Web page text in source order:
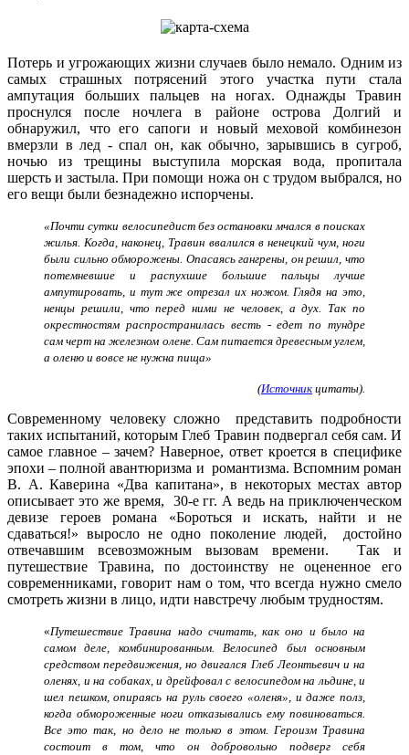
Потерь и угрожающих жизни случаев было немало. Одним из
самых страшных потрясений этого участка пути стала
ампутация больших пальцев на ногах. Однажды Травин
проснулся после ночлега в районе острова Долгий и
обнаружил, что его сапоги и новый меховой комбинезон
вмерзли в лед - спал он, как обычно, зарывшись в сугроб,
ночью из трещины выступила морская вода, пропитала
шерсть и застыла. При помощи ножа он с трудом выбрался, но
его вещи были безнадежно испорчены.
«Почти сутки велосипедист без остановки мчался в поисках
жилья. Когда, наконец, Травин ввалился в ненецкий чум, ноги
были сильно обморожены. Опасаясь гангрены, он решил, что
потемневшие и распухшие большие пальцы лучше
ампутировать, и тут же отрезал их ножом. Глядя на это,
ненцы решили, что перед ними не человек, а дух. Так по
окрестностям распространилась весть - едет по тундре
сам черт на железном олене. Сам питается древесным углем,
а оленю и вовсе не нужна пища»
(Источник цитаты).
Современному человеку сложно представить подробности
таких испытаний, которым Глеб Травин подвергал себя сам. И
самое главное – зачем? Наверное, ответ кроется в специфике
эпохи – полной авантюризма и романтизма. Вспомним роман
В. А. Каверина «Два капитана», в некоторых местах автор
описывает это же время, 30-е гг. А ведь на приключенческом
девизе героев романа «Бороться и искать, найти и не
сдаваться!» выросло не одно поколение людей, достойно
отвечавшим всевозможным вызовам времени. Так и
путешествие Травина, по достоинству не оцененное его
современниками, говорит нам о том, что всегда нужно смело
смотреть жизни в лицо, идти навстречу любым трудностям.
«Путешествие Травина надо считать, как оно и было на
самом деле, комбинированным. Велосипед был основным
средством передвижения, но двигался Глеб Леонтьевич и на
оленях, и на собаках, и дрейфовал с велосипедом на льдине, и
шел пешком, опираясь на руль своего «оленя», и даже полз,
когда обмороженные ноги отказывались ему повиноваться.
Все это так, но дело не только в этом. Героизм Травина
состоит в том, что он добровольно подверг себя